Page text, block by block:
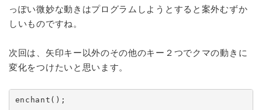
っぽい微妙な動きはプログラムしようとすると案外むずか
しいものですね。
次回は、矢印キー以外のその他のキー２つでクマの動きに
変化をつけたいと思います。
enchant();